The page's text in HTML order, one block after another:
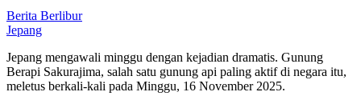
Berita Berlibur
Jepang
Jepang mengawali minggu dengan kejadian dramatis. Gunung
Berapi Sakurajima, salah satu gunung api paling aktif di negara itu,
meletus berkali-kali pada Minggu, 16 November 2025.